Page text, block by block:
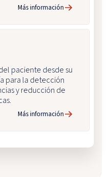
Más información
paciente desde su
para la detección
y reducción de
Más información